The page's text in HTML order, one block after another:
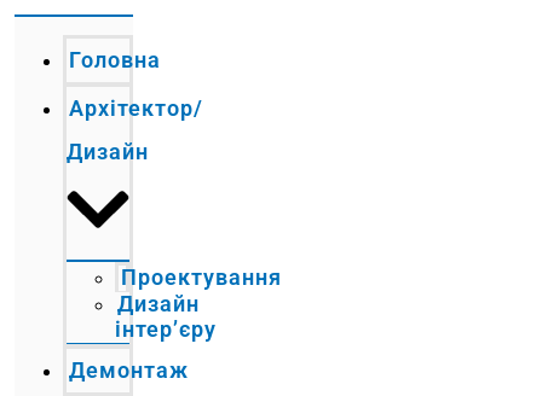
Головна
Архітектор/
Дизайн
Проектування
Дизайн
інтер’єру
Демонтаж